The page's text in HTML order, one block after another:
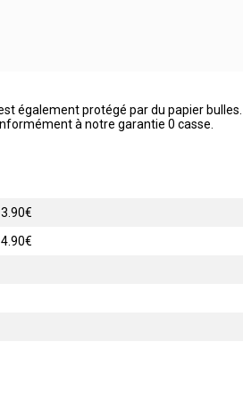
également protégé par du papier bulles.
à notre garantie 0 casse.